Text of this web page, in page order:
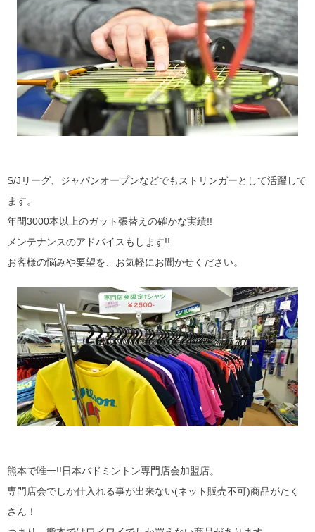
S/Jリーグ、ジャパンオープンなどでもストリンガーとして活躍して
ます。
年間3000本以上のガット張替えの確かな実績!!
メンテナンスのアドバイスもします!!
お客様の悩みや要望を、お気軽にお聞かせください。
熊本で唯一!!日本バドミントン専門店会加盟店。
専門店会でしか仕入れる事が出来ない(ネット販売不可)商品がたく
さん！